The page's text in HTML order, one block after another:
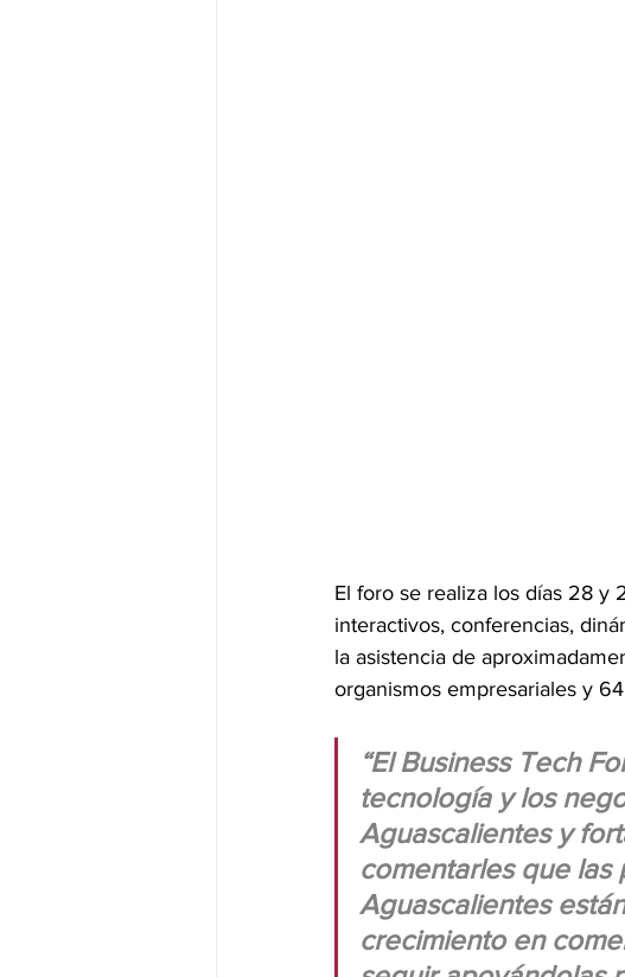
El foro se realiza los días 28 y
interactivos, conferencias,
la asistencia de
organismos empresariales y
“El Business Tech
tecnología y los
Aguascalientes y
comentarles que las
Aguascalientes
crecimiento en